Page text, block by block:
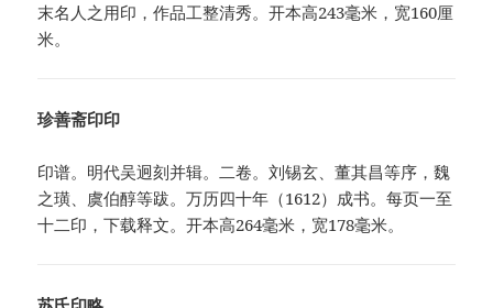
末名人之用印，作品工整清秀。开本高243毫米，宽160厘
米。
珍善斋印印
印谱。明代吴迥刻并辑。二卷。刘锡玄、董其昌等序，魏
之璜、虞伯醇等跋。万历四十年（1612）成书。每页一至
十二印，下载释文。开本高264毫米，宽178毫米。